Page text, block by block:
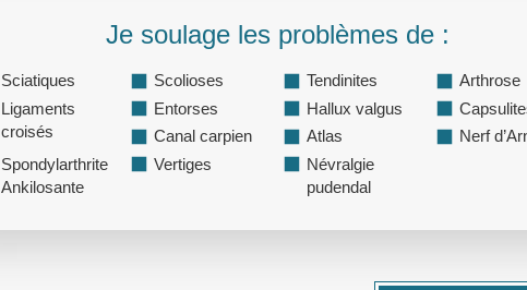
Je soulage les problèmes de :
Sciatiques Scolioses Tendinites
Arthrose
Ligaments
croisés
Entorses Hallux valgus
Canal carpien
Atlas
Nerf
Spondylarthrite
Ankilosante
Vertiges
Névralgie
pudendal